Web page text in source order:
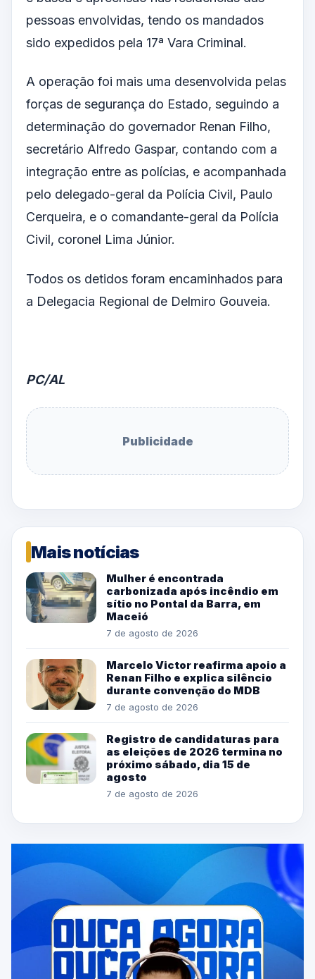
pessoas envolvidas, tendo os mandados
sido expedidos pela 17ª Vara Criminal.
A operação foi mais uma desenvolvida pelas
forças de segurança do Estado, seguindo a
determinação do governador Renan Filho,
secretário Alfredo Gaspar, contando com a
integração entre as polícias, e acompanhada
pelo delegado-geral da Polícia Civil, Paulo
Cerqueira, e o comandante-geral da Polícia
Civil, coronel Lima Júnior.
Todos os detidos foram encaminhados para
a Delegacia Regional de Delmiro Gouveia.
PC/AL
Publicidade
Mais notícias
Mulher é encontrada
carbonizada após incêndio em
sítio no Pontal da Barra, em
Maceió
7 de agosto de 2026
Marcelo Victor reafirma apoio a
Renan Filho e explica silêncio
durante convenção do MDB
7 de agosto de 2026
Registro de candidaturas para
as eleições de 2026 termina no
próximo sábado, dia 15 de
agosto
7 de agosto de 2026